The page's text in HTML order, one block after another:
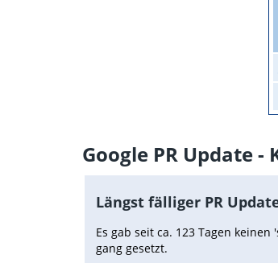
Google PR Update -
Längst fälliger PR
Es gab seit ca. 123 Tagen
gang gesetzt.